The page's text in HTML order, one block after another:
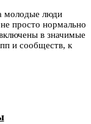
молодые люди
просто нормально
в значимые
и сообществ, к